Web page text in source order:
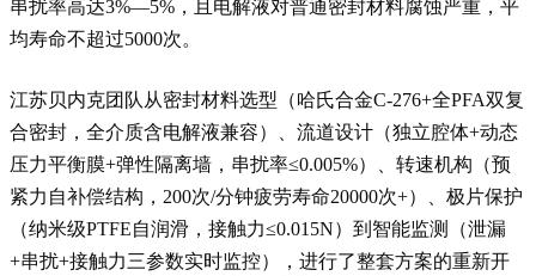
串扰率高达3%—5%，且电解液对普通密封材料腐蚀严重，平
均寿命不超过5000次。
江苏贝内克团队从密封材料选型（哈氏合金C-276+全PFA双复
合密封，全介质含电解液兼容）、流道设计（独立腔体+动态
压力平衡膜+弹性隔离墙，串扰率≤0.005%）、转速机构（预
紧力自补偿结构，200次/分钟疲劳寿命20000次+）、极片保护
（纳米级PTFE自润滑，接触力≤0.015N）到智能监测（泄漏
+串扰+接触力三参数实时监控），进行了整套方案的重新开